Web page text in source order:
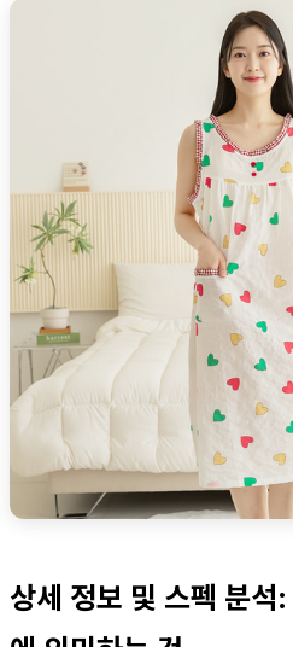
상세 정보 및 스펙 분석